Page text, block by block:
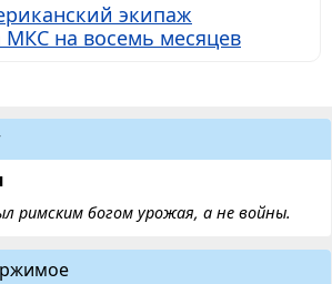
экипаж
МКС на восемь месяцев
римским богом урожая, а не войны.